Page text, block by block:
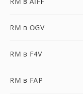
RM в OGV
RM в F4V
RM в FAP